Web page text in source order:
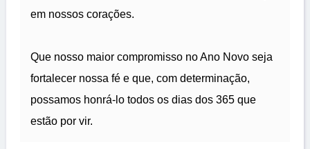
em nossos corações.
Que nosso maior compromisso no Ano Novo seja
fortalecer nossa fé e que, com determinação,
possamos honrá-lo todos os dias dos 365 que
estão por vir.